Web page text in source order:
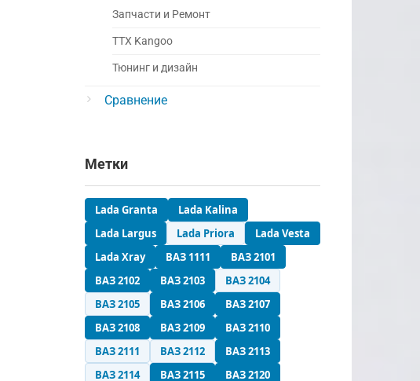
Запчасти и Ремонт
ТТХ Kangoo
Тюнинг и дизайн
Сравнение
Метки
Lada Granta
Lada Kalina
Lada Largus
Lada Priora
Lada Vesta
Lada Xray
ВАЗ 1111
ВАЗ 2101
ВАЗ 2102
ВАЗ 2103
ВАЗ 2104
ВАЗ 2105
ВАЗ 2106
ВАЗ 2107
ВАЗ 2108
ВАЗ 2109
ВАЗ 2110
ВАЗ 2111
ВАЗ 2112
ВАЗ 2113
ВАЗ 2114
ВАЗ 2115
ВАЗ 2120